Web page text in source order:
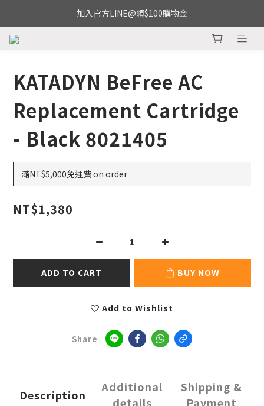
加入官方LINE@領$100購物金
KATADYN BeFree AC
Replacement Cartridge
- Black 8021405
滿NT$5,000免運費 on order
NT$1,380
ADD TO CART BUY NOW
Add to Wishlist
Share
Description
Additional
details
Shipping &
Payment